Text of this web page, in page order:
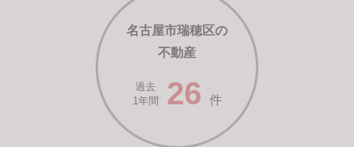
名古屋市瑞穂区の
不動産
過去
1年間
26 件